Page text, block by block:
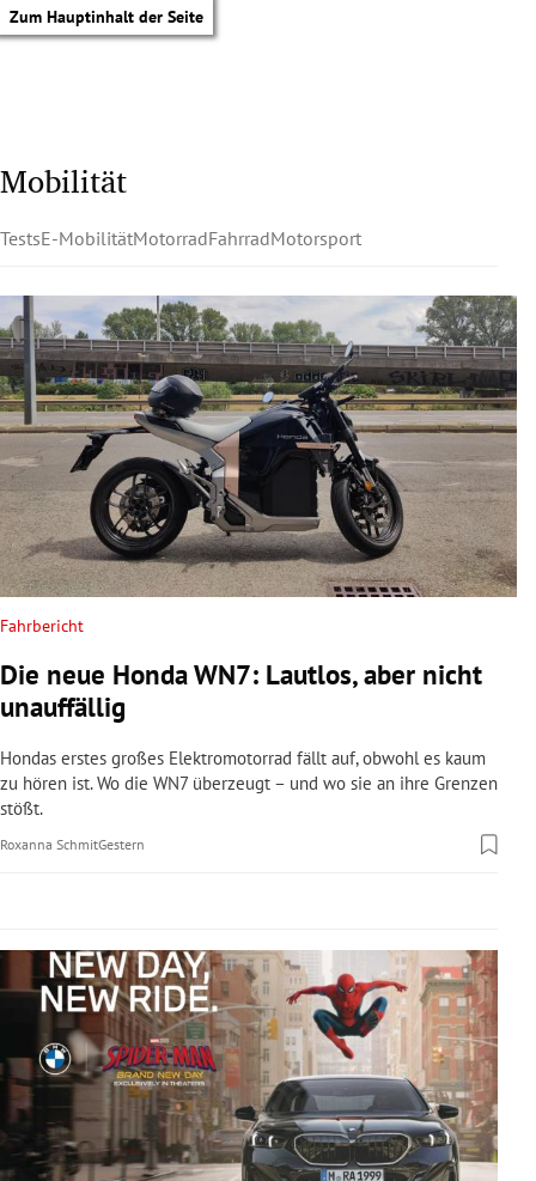
Zum Hauptinhalt der Seite
Untermenü
Untermenü
Untermenü
Untermenü
Untermenü
Untermenü
Untermenü
Untermenü
Mobilität
TestsE-MobilitätMotorradFahrradMotorsport
Fahrbericht
Die neue Honda WN7: Lautlos, aber nicht
unauffällig
Hondas erstes großes Elektromotorrad fällt auf, obwohl es kaum
zu hören ist. Wo die WN7 überzeugt – und wo sie an ihre Grenzen
stößt.
Roxanna SchmitGestern